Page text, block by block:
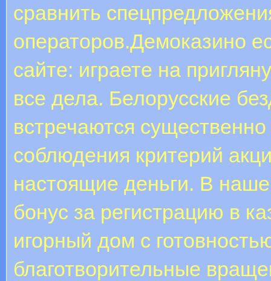
сравнить
операторов.Демоказино
сайте: играете на
все дела. Белорусские
встречаются
соблюдения критерий
настоящие деньги. В
бонус за регистрацию в
игорный дом с
благотворительные